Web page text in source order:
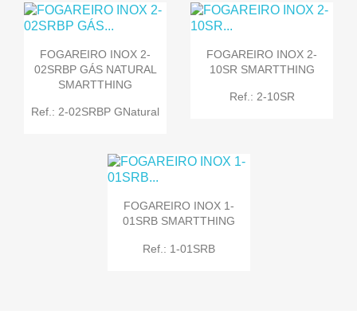
FOGAREIRO INOX 2-
02SRBP GÁS NATURAL
SMARTTHING
Ref.: 2-02SRBP GNatural
FOGAREIRO INOX 2-
10SR SMARTTHING
Ref.: 2-10SR
FOGAREIRO INOX 1-
01SRB SMARTTHING
Ref.: 1-01SRB